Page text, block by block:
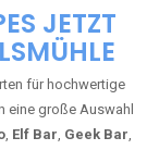
JETZT
für hochwertige
eine große Auswahl
, Elf Bar, Geek Bar,